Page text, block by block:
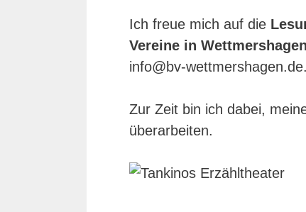
Ich freue mich auf die
Vereine in Wettmershagen
info@bv-wettmershagen.de.
Zur Zeit bin ich dabei,
überarbeiten.